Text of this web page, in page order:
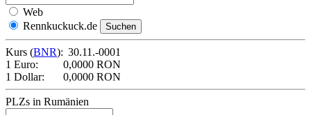
Web
Rennkuckuck.de
Kurs (BNR): 30.11.-0001
1 Euro:
0,0000 RON
1 Dollar:
0,0000 RON
PLZs in Rumänien